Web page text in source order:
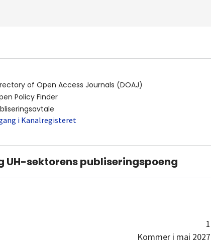
of Open Access Journals (DOAJ)
Policy Finder
i Kanalregisteret
UH-sektorens publiseringspoeng
1
Kommer i mai 2027